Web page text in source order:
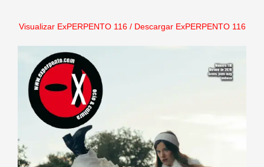
Visualizar ExPERPENTO 116/ Descargar ExPERPENTO 116